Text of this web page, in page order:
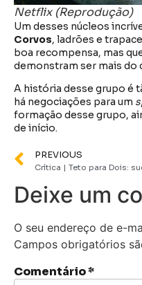
Netflix (Reprodução)
Um desses núcleos
Corvos, ladrões e
boa recompensa, mas
demonstram ser mais do
A história desse grupo é
há negociações para um
formação desse grupo,
de início.
PREVIOUS
Deixe um
O seu endereço de e-
Campos obrigatórios
Comentário*